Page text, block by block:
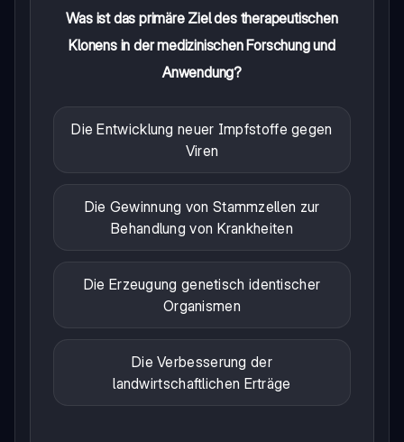
Was ist das primäre Ziel des therapeutischen
Klonens in der medizinischen Forschung und
Anwendung?
Die Entwicklung neuer Impfstoffe gegen
Viren
Die Gewinnung von Stammzellen zur
Behandlung von Krankheiten
Die Erzeugung genetisch identischer
Organismen
Die Verbesserung der
landwirtschaftlichen Erträge